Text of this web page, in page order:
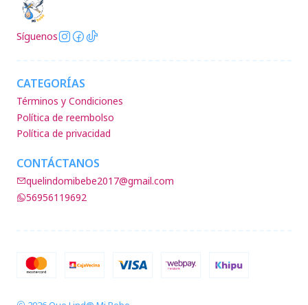
Síguenos
CATEGORÍAS
Términos y Condiciones
Política de reembolso
Política de privacidad
CONTÁCTANOS
quelindomibebe2017@gmail.com
56956119692